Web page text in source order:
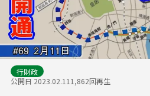
行財政
公開日 2023.02.111,862回再生